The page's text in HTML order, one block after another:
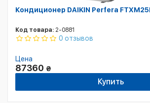
Кондиционер DAIKIN Perfera
Код товара: 2-0881
0 отзывов
Цена
87360 ₴
Купить